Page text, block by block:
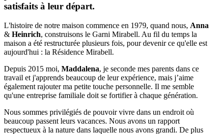
satisfaits à leur départ.
L'histoire de notre maison commence en 1979, quand nous, Anna
& Heinrich, construisons le Garni Mirabell. Au fil du temps la
maison a été restructurée plusieurs fois, pour devenir ce qu'elle est
aujourd'hui : la Résidence Mirabell.
Depuis 2015 moi, Maddalena, je seconde mes parents dans ce
travail et j'apprends beaucoup de leur expérience, mais j’aime
également rajouter ma petite touche personnelle. Il me semble
qu'une entreprise familiale doit se fortifier à chaque génération.
Nous sommes privilégiés de pouvoir vivre dans un endroit où
beaucoup passent leurs vacances. Nous avons un rapport
respectueux à la nature dans laquelle nous avons grandi. De plus